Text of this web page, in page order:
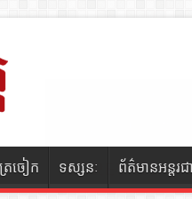
រចៀក ទស្សនៈ ព័ត៌មានអន្តរជ